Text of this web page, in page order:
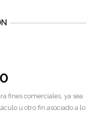
fines comerciales, ya sea
u otro fin asociado a lo